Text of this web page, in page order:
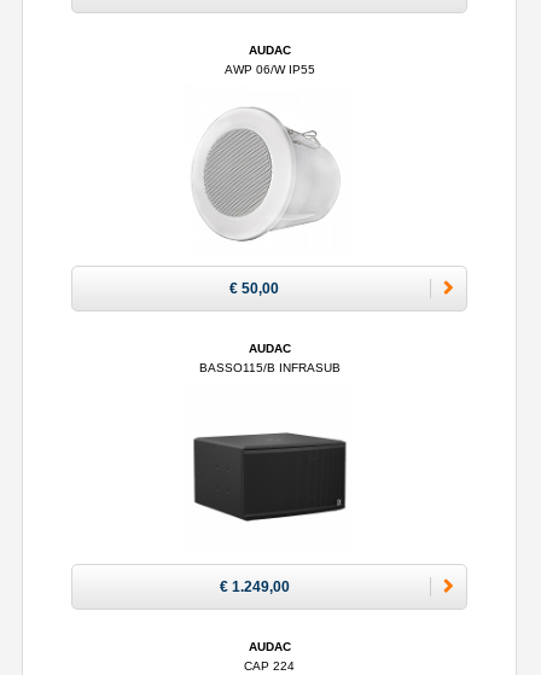
AUDAC
AWP 06/W IP55
€ 50,00
AUDAC
BASSO115/B INFRASUB
€ 1.249,00
AUDAC
CAP 224